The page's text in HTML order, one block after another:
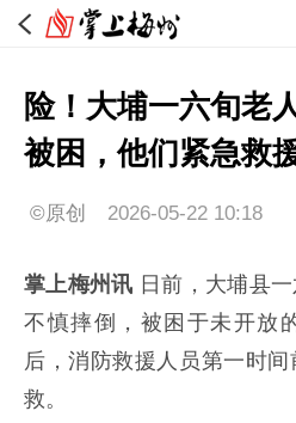
险！大埔一六旬老
被困，他们紧急救
©原创 2026-05-22 10:18
掌上梅州讯 日前，大埔县
不慎摔倒，被困于未开放
后，消防救援人员第一时
救。